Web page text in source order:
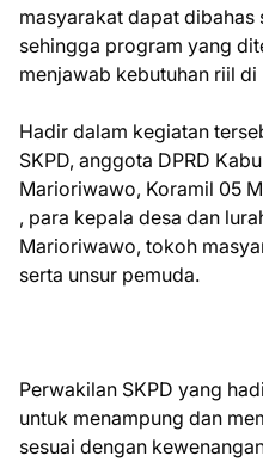
masyarakat dapat dibahas
sehingga program yang
menjawab kebutuhan riil di
Hadir dalam kegiatan
SKPD, anggota DPRD
Marioriwawo, Koramil 05
, para kepala desa dan
Marioriwawo, tokoh
serta unsur pemuda.
Perwakilan SKPD yang
untuk menampung dan
sesuai dengan